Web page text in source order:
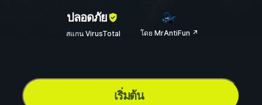
ปลอดภัย
สแกน VirusTotal โดย MrAntiFun ↗
เริ่มต้น